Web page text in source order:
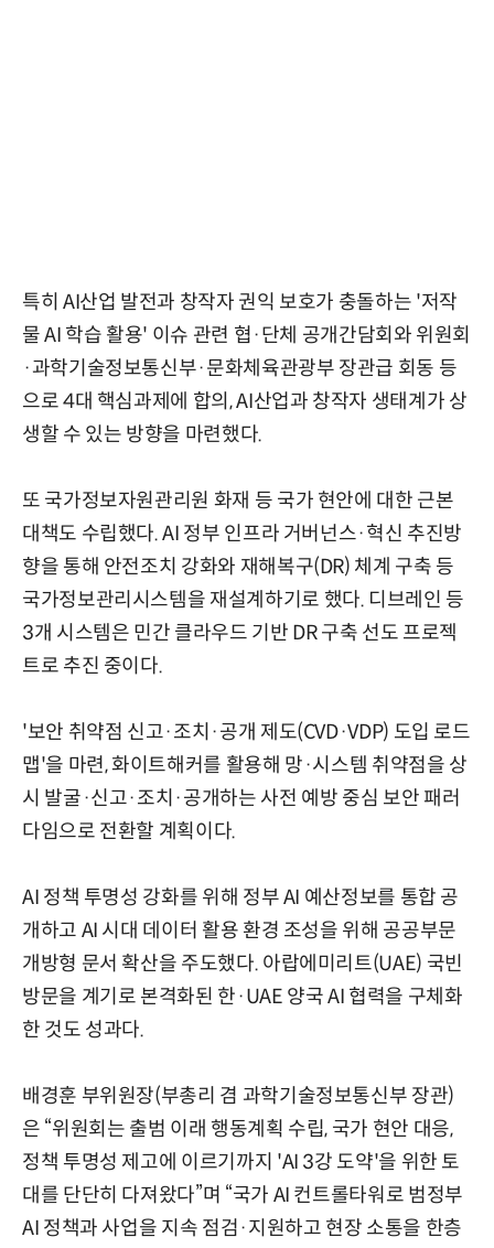
특히 AI산업 발전과 창작자 권익 보호가 충돌하는 '저작
물 AI 학습 활용' 이슈 관련 협·단체 공개간담회와 위원회
·과학기술정보통신부·문화체육관광부 장관급 회동 등
으로 4대 핵심과제에 합의, AI산업과 창작자 생태계가 상
생할 수 있는 방향을 마련했다.
또 국가정보자원관리원 화재 등 국가 현안에 대한 근본
대책도 수립했다. AI 정부 인프라 거버넌스·혁신 추진방
향을 통해 안전조치 강화와 재해복구(DR) 체계 구축 등
국가정보관리시스템을 재설계하기로 했다. 디브레인 등
3개 시스템은 민간 클라우드 기반 DR 구축 선도 프로젝
트로 추진 중이다.
'보안 취약점 신고·조치·공개 제도(CVD·VDP) 도입 로드
맵'을 마련, 화이트해커를 활용해 망·시스템 취약점을 상
시 발굴·신고·조치·공개하는 사전 예방 중심 보안 패러
다임으로 전환할 계획이다.
AI 정책 투명성 강화를 위해 정부 AI 예산정보를 통합 공
개하고 AI 시대 데이터 활용 환경 조성을 위해 공공부문
개방형 문서 확산을 주도했다. 아랍에미리트(UAE) 국빈
방문을 계기로 본격화된 한·UAE 양국 AI 협력을 구체화
한 것도 성과다.
배경훈 부위원장(부총리 겸 과학기술정보통신부 장관)
은 “위원회는 출범 이래 행동계획 수립, 국가 현안 대응,
정책 투명성 제고에 이르기까지 'AI 3강 도약'을 위한 토
대를 단단히 다져왔다”며 “국가 AI 컨트롤타워로 범정부
AI 정책과 사업을 지속 점검·지원하고 현장 소통을 한층